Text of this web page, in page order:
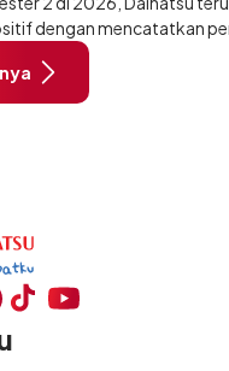
dengan mencatatkan
unit pada Juli 2026.
periode yang sama
tetap stabil dibandingkan